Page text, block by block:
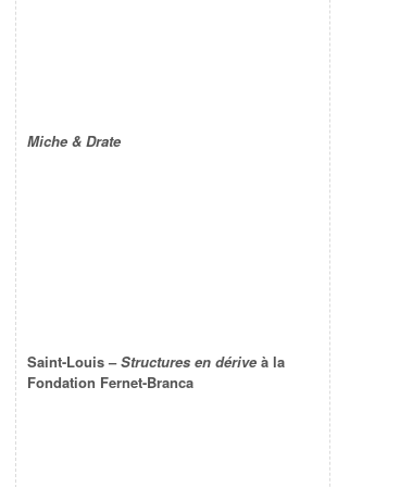
Miche & Drate
Saint-Louis –Structures en dérive à la
Fondation Fernet-Branca